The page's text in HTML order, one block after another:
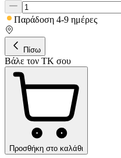
Παράδοση 4-9 ημέρες
Πίσω
Βάλε τον ΤΚ σου
Προσθήκη στο καλάθι